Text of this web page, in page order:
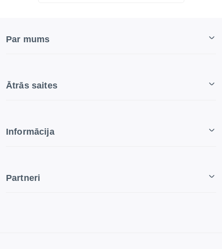
Par mums
Ātrās saites
Informācija
Partneri